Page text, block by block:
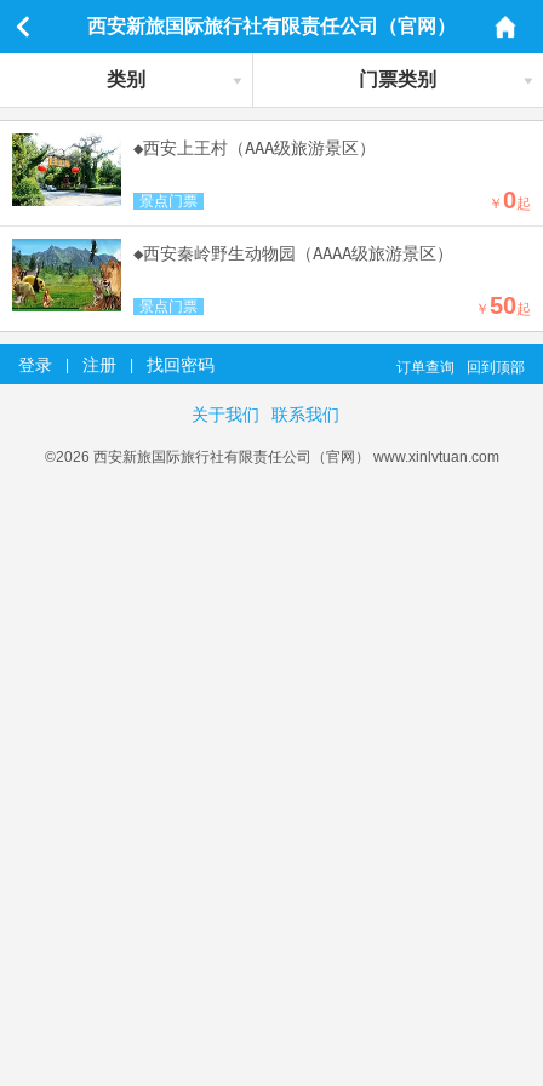
西安新旅国际旅行社有限责任公司（官网）
类别 门票类别
◆西安上王村（AAA级旅游景区）
景点门票 ￥ 0起
◆西安秦岭野生动物园（AAAA级旅游景区）
景点门票 ￥ 50起
登录 注册 找回密码 回到顶部
订单查询
关于我们 联系我们
©2026 西安新旅国际旅行社有限责任公司（官网） www.xinlvtuan.com